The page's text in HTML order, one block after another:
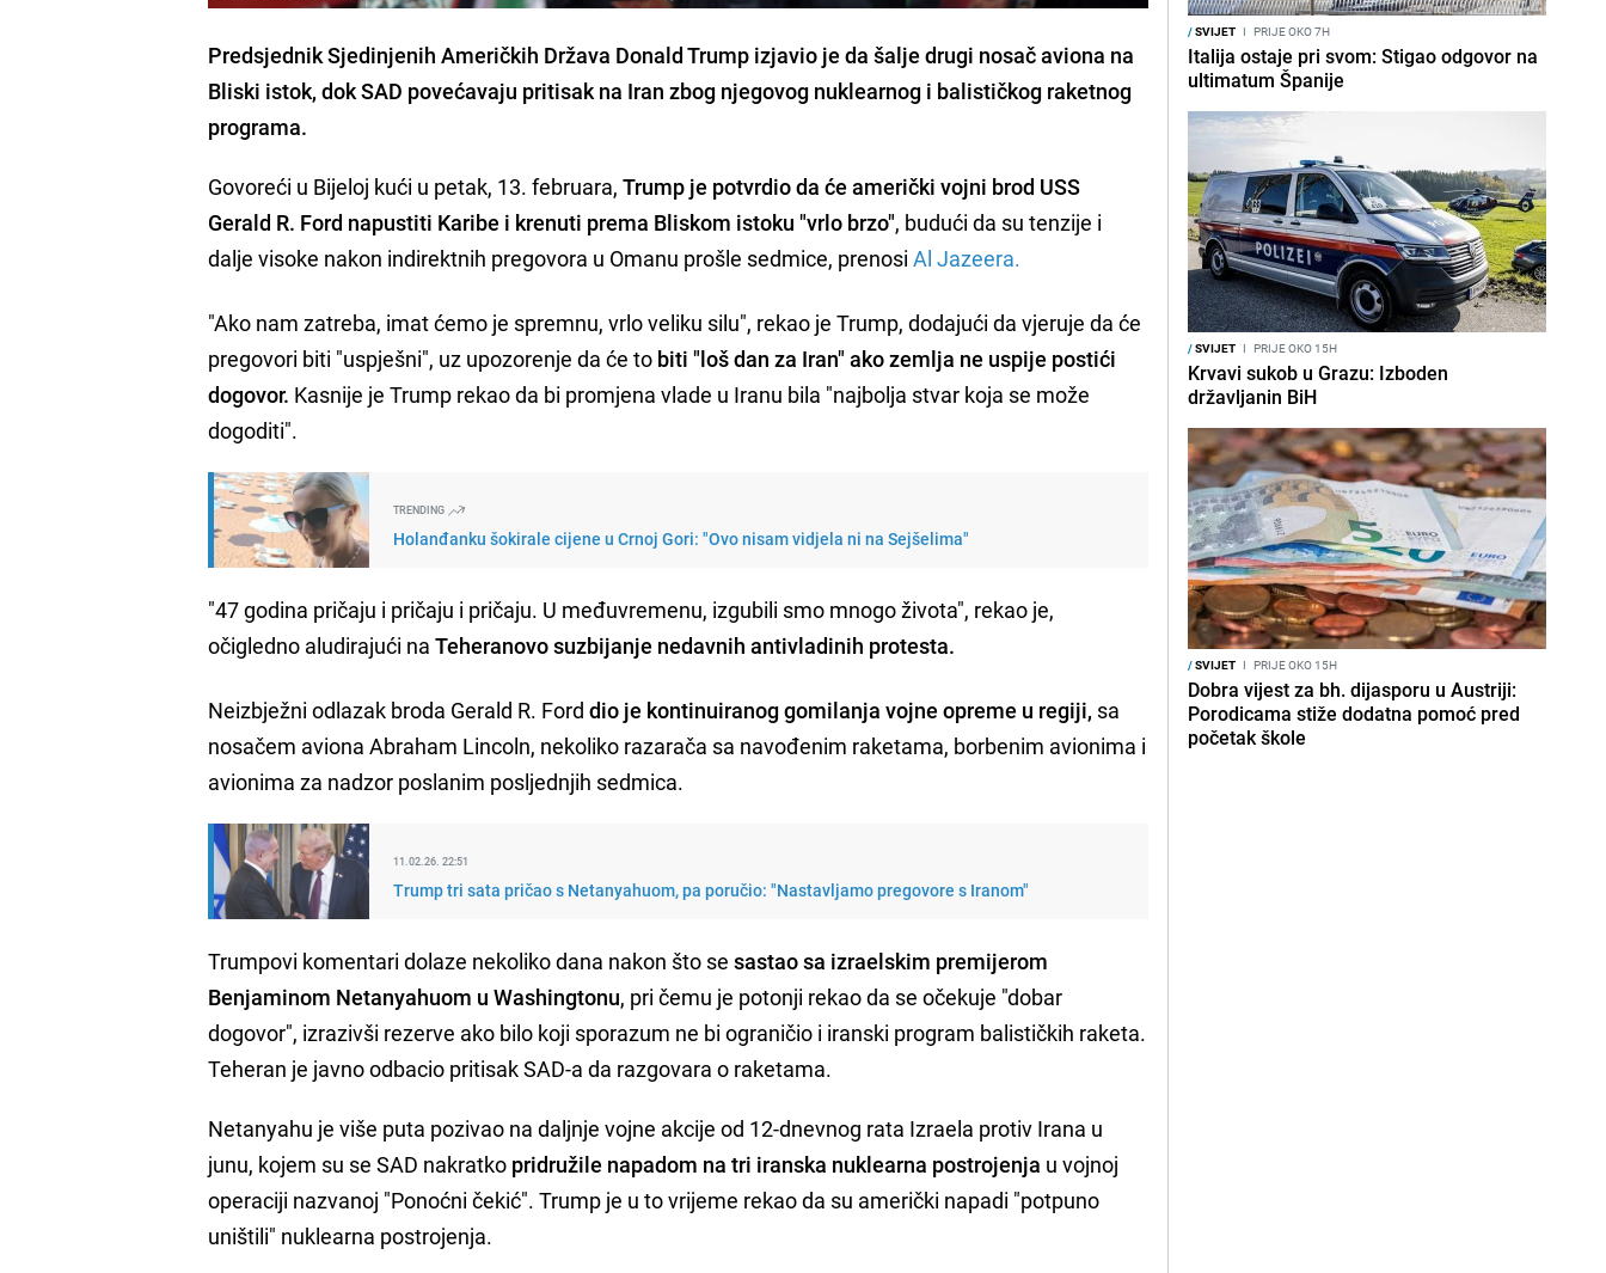
Predsjednik Sjedinjenih Američkih Država Donald Trump izjavio je da šalje drugi nosač aviona na
Bliski istok, dok SAD povećavaju pritisak na Iran zbog njegovog nuklearnog i balističkog raketnog
programa.
Govoreći u Bijeloj kući u petak, 13. februara,Trump je potvrdio da će američki vojni brod USS
Gerald R. Ford napustiti Karibe i krenuti prema Bliskom istoku "vrlo brzo", budući da su tenzije i
dalje visoke nakon indirektnih pregovora u Omanu prošle sedmice, prenosiAl Jazeera.
"Ako nam zatreba, imat ćemo je spremnu, vrlo veliku silu", rekao je Trump, dodajući da vjeruje da će
pregovori biti "uspješni", uz upozorenje da će to biti "loš dan za Iran" ako zemlja ne uspije postići
dogovor. Kasnije je Trump rekao da bi promjena vlade u Iranu bila "najbolja stvar koja se može
dogoditi".
TRENDING
Holanđanku šokirale cijene u Crnoj Gori: "Ovo nisam vidjela ni na Sejšelima"
"47 godina pričaju i pričaju i pričaju. U međuvremenu, izgubili smo mnogo života", rekao je,
očigledno aludirajući naTeheranovo suzbijanje nedavnih antivladinih protesta.
Neizbježni odlazak broda Gerald R. Forddio je kontinuiranog gomilanja vojne opreme u regiji, sa
nosačem aviona Abraham Lincoln, nekoliko razarača sa navođenim raketama, borbenim avionima i
avionima za nadzor poslanim posljednjih sedmica.
11.02.26. 22:51
Trump tri sata pričao s Netanyahuom, pa poručio: "Nastavljamo pregovore s Iranom"
Trumpovi komentari dolaze nekoliko dana nakon što se sastao sa izraelskim premijerom
Benjaminom Netanyahuom u Washingtonu, pri čemu je potonji rekao da se očekuje "dobar
dogovor", izrazivši rezerve ako bilo koji sporazum ne bi ograničio i iranski program balističkih raketa.
Teheran je javno odbacio pritisak SAD-a da razgovara o raketama.
Netanyahu je više puta pozivao na daljnje vojne akcije od 12-dnevnog rata Izraela protiv Irana u
junu, kojem su se SAD nakratko pridružile napadom na tri iranska nuklearna postrojenja u vojnoj
operaciji nazvanoj "Ponoćni čekić". Trump je u to vrijeme rekao da su američki napadi "potpuno
uništili" nuklearna postrojenja.
/SVIJET I PRIJE OKO 7H
Italija ostaje pri svom: Stigao odgovor na
ultimatum Španije
/SVIJET I PRIJE OKO 15H
Krvavi sukob u Grazu: Izboden
državljanin BiH
/SVIJET I PRIJE OKO 15H
Dobra vijest za bh. dijasporu u Austriji:
Porodicama stiže dodatna pomoć pred
početak škole